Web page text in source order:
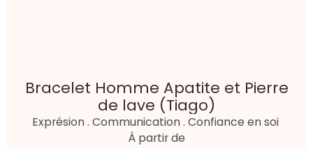
Bracelet Homme Apatite et Pierre
de lave (Tiago)
Exprésion . Communication . Confiance en soi
À partir de